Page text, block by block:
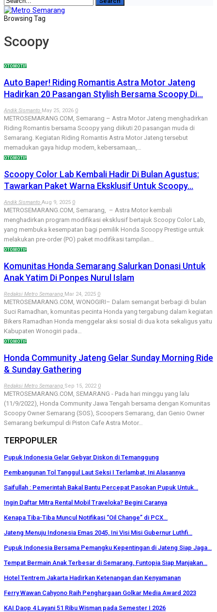
Browsing Tag
Scoopy
OTOMOTIF
Auto Baper! Riding Romantis Astra Motor Jateng
Hadirkan 20 Pasangan Stylish Bersama Scoopy Di…
Andik Sismanto May 25, 2026 0
METROSEMARANG.COM, Semarang – Astra Motor Jateng menghadirkan
Riding Romantis bersama Scoopy yang diikuti 20 pasangan muda di
Semarang. Kegiatan Riding Romantis Astra Motor Jateng tersebut
memadukan gaya hidup modern, kebersamaan,…
OTOMOTIF
Scoopy Color Lab Kembali Hadir Di Bulan Agustus:
Tawarkan Paket Warna Eksklusif Untuk Scoopy…
Andik Sismanto Aug 9, 2025 0
METROSEMARANG.COM, Semarang, – Astra Motor kembali
menghadirkan program modifikasi eksklusif bertajuk Scoopy Color Lab,
yang membuka kesempatan bagi pemilik Honda Scoopy Prestige untuk
melakukan pre-order (PO) paket modifikasi tampilan…
OTOMOTIF
Komunitas Honda Semarang Salurkan Donasi Untuk
Anak Yatim Di Ponpes Nurul Islam
Redaksi Metro Semarang Mar 24, 2025 0
METROSEMARANG.COM, WONOGIRI– Dalam semangat berbagi di bulan
Suci Ramadhan, komunitas pecinta Honda yang tergabung dalam kegiatan
Bikers Ramadhan Honda menggelar aksi sosial di dua kota sekaligus yaitu
Kabupaten Wonogiri pada…
OTOMOTIF
Honda Community Jateng Gelar Sunday Morning Ride
& Sunday Gathering
Redaksi Metro Semarang Sep 15, 2022 0
METROSEMARANG.COM, SEMARANG - Pada hari minggu yang lalu
(11/9/2022), Honda Community Jawa Tengah bersama dengan Komunitas
Scoopy Owner Semarang (SOS), Scoopers Semarang, dan Genio Owner
Semarang berkumpul di Piston Cafe Astra Motor…
TERPOPULER
Pupuk Indonesia Gelar Gebyar Diskon di Temanggung
Pembangunan Tol Tanggul Laut Seksi I Terlambat, Ini Alasannya
Saifullah : Pemerintah Bakal Bantu Percepat Pasokan Pupuk Untuk…
Ingin Daftar Mitra Rental Mobil Traveloka? Begini Caranya
Kenapa Tiba-Tiba Muncul Notifikasi “Oil Change” di PCX…
Jateng Menuju Indonesia Emas 2045, Ini Visi Misi Gubernur Luthfi…
Pupuk Indonesia Bersama Pemangku Kepentingan di Jateng Siap Jaga…
Tempat Bermain Anak Terbesar di Semarang, Funtopia Siap Manjakan…
Hotel Tentrem Jakarta Hadirkan Ketenangan dan Kenyamanan
Ferry Wawan Cahyono Raih Penghargaan Golkar Media Award 2023
KAI Daop 4 Layani 51 Ribu Wisman pada Semester I 2026